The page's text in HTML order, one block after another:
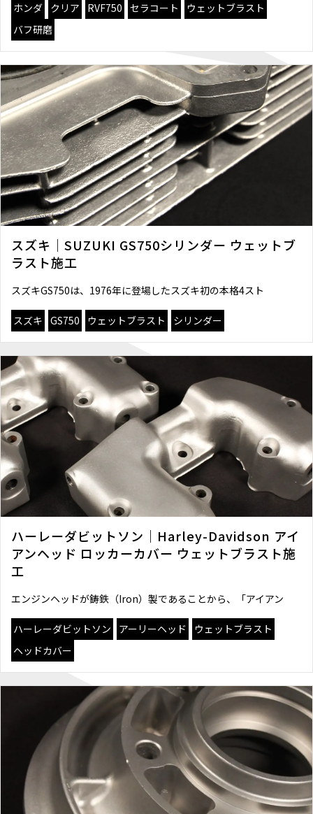
ホンダ クリア RVF750 セラコート
ウェットブラスト
バフ研磨
スズキ｜SUZUKI GS750シリンダー ウェットブ
ラスト施工
スズキGS750は、1976年に登場したスズキ初の本格4スト
スズキ GS750 ウェットブラスト シリンダー
ハーレーダビットソン｜Harley-Davidson アイ
アンヘッド ロッカーカバー ウェットブラスト施
工
エンジンヘッドが鋳鉄（Iron）製であることから、「アイアン
ハーレーダビットソン アーリーヘッド
ウェットブラスト
ヘッドカバー